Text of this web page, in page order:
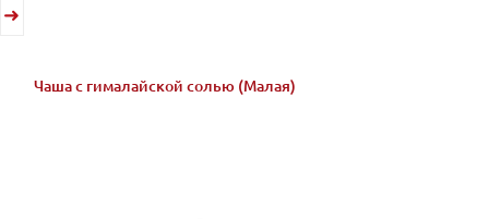
Чаша с гималайской солью (Малая)